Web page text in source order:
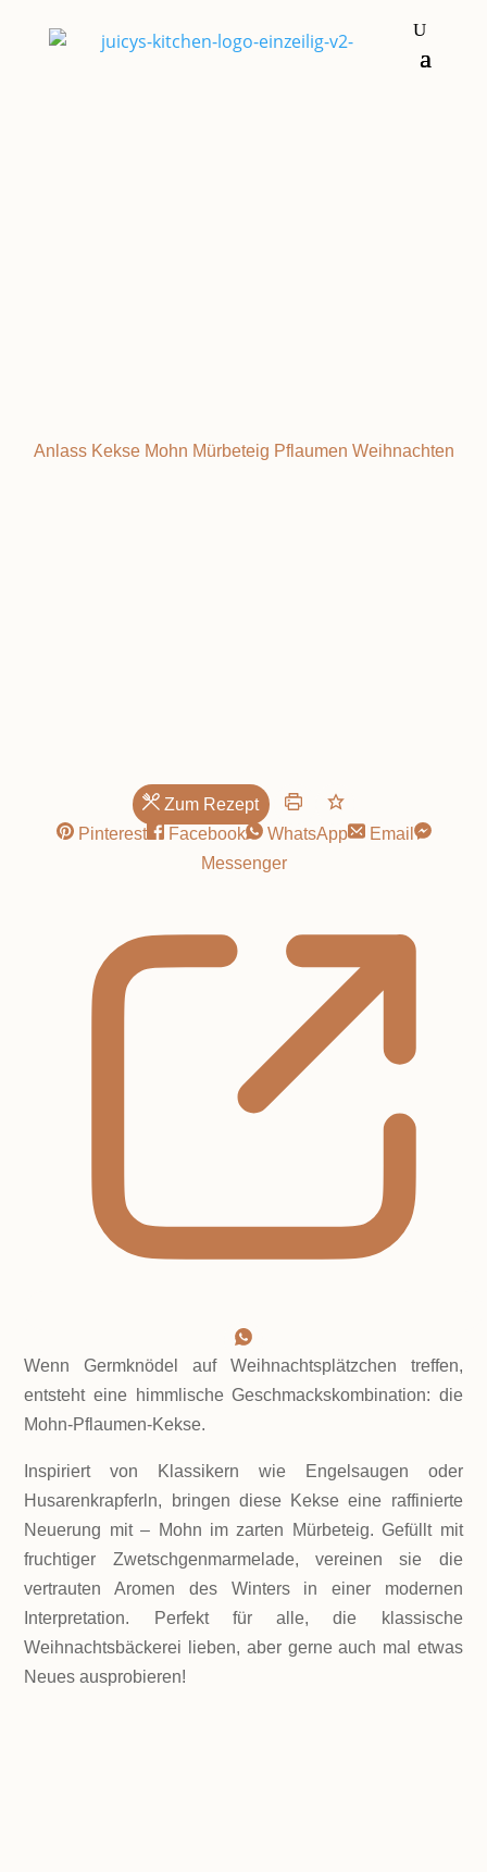
Anlass Kekse Mohn Mürbeteig Pflaumen Weihnachten
Zum Rezept
Pinterest
Facebook WhatsApp
Email
Messenger
Wenn Germknödel auf Weihnachtsplätzchen treffen,
entsteht eine himmlische Geschmackskombination: die
Mohn-Pflaumen-Kekse.
Inspiriert von Klassikern wie Engelsaugen oder
Husarenkrapferln, bringen diese Kekse eine raffinierte
Neuerung mit – Mohn im zarten Mürbeteig. Gefüllt mit
fruchtiger Zwetschgenmarmelade, vereinen sie die
vertrauten Aromen des Winters in einer modernen
Interpretation. Perfekt für alle, die klassische
Weihnachtsbäckerei lieben, aber gerne auch mal etwas
Neues ausprobieren!